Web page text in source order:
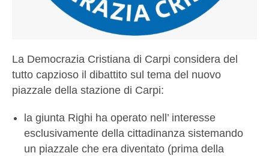
La Democrazia Cristiana di Carpi considera del
tutto capzioso il dibattito sul tema del nuovo
piazzale della stazione di Carpi:
la giunta Righi ha operato nell’ interesse
esclusivamente della cittadinanza sistemando
un piazzale che era diventato (prima della